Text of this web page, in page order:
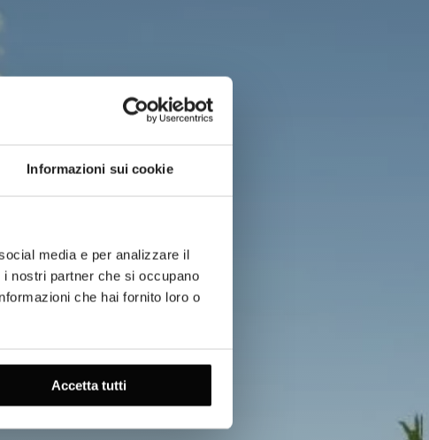
Informazioni sui cookie
media e per analizzare il
nostri partner che si occupano
che hai fornito loro o
Accetta tutti